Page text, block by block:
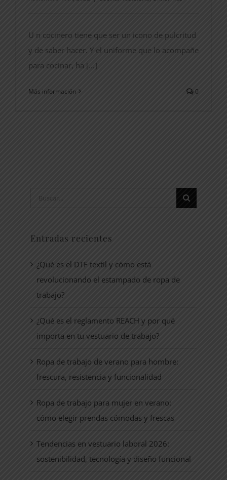
U n cocinero tiene que ser un icono de pulcritud
y de saber hacer. Y el uniforme que lo acompañe
para cocinar, ha [...]
Más información 0
Buscar:
Entradas recientes
¿Qué es el DTF textil y cómo está
revolucionando el estampado de ropa de
trabajo?
¿Qué es el reglamento REACH y por qué
importa en tu vestuario de trabajo?
Ropa de trabajo de verano para hombre:
frescura, resistencia y funcionalidad
Ropa de trabajo para mujer en verano:
cómo elegir prendas cómodas y frescas
Tendencias en vestuario laboral 2026:
sostenibilidad, tecnología y diseño funcional